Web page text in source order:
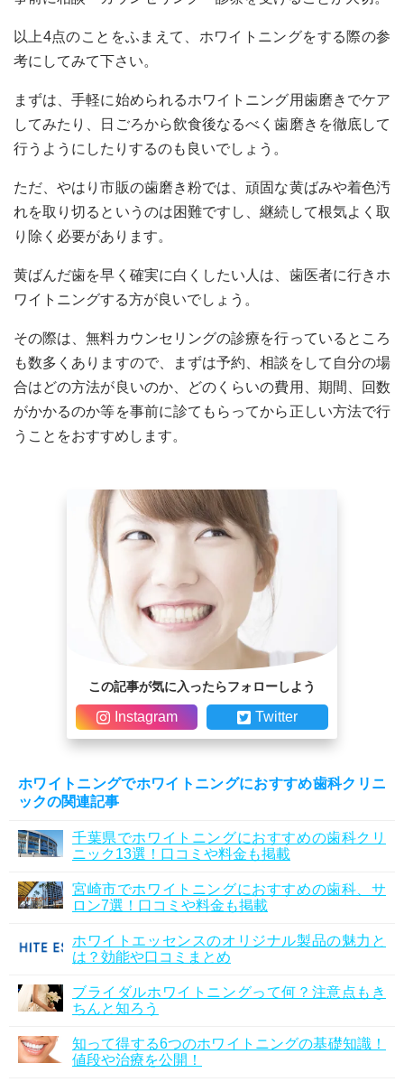
以上4点のことをふまえて、ホワイトニングをする際の参
考にしてみて下さい。
まずは、手軽に始められるホワイトニング用歯磨きでケア
してみたり、日ごろから飲食後なるべく歯磨きを徹底して
行うようにしたりするのも良いでしょう。
ただ、やはり市販の歯磨き粉では、頑固な黄ばみや着色汚
れを取り切るというのは困難ですし、継続して根気よく取
り除く必要があります。
黄ばんだ歯を早く確実に白くしたい人は、歯医者に行きホ
ワイトニングする方が良いでしょう。
その際は、無料カウンセリングの診療を行っているところ
も数多くありますので、まずは予約、相談をして自分の場
合はどの方法が良いのか、どのくらいの費用、期間、回数
がかかるのか等を事前に診てもらってから正しい方法で行
うことをおすすめします。
この記事が気に入ったらフォローしよう
Instagram Twitter
ホワイトニングでホワイトニングにおすすめ歯科クリニ
ックの関連記事
千葉県でホワイトニングにおすすめの歯科クリ
ニック13選！口コミや料金も掲載
宮崎市でホワイトニングにおすすめの歯科、サ
ロン7選！口コミや料金も掲載
ホワイトエッセンスのオリジナル製品の魅力と
は？効能や口コミまとめ
ブライダルホワイトニングって何？注意点もき
ちんと知ろう
知って得する6つのホワイトニングの基礎知識！
値段や治療を公開！